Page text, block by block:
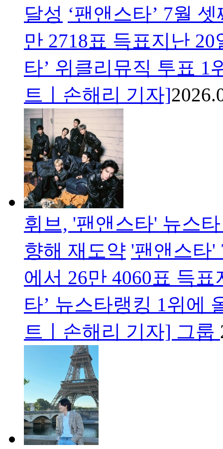
달성 ‘팬앤스타’ 7월
만 2718표 득표지난
타’ 위클리뮤직 투표
트ㅣ손해리 기자]
휘브, '팬앤스타' 뉴스
향해 재도약 '팬앤스타'
에서 26만 4060표 득
타’ 뉴스타랭킹 1위에
트ㅣ손해리 기자] 그룹